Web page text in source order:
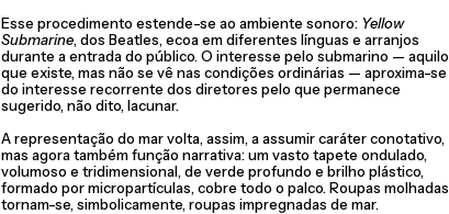
Esse procedimento estende-se ao ambiente sonoro: Yellow
Submarine, dos Beatles, ecoa em diferentes línguas e arranjos
durante a entrada do público. O interesse pelo submarino — aquilo
que existe, mas não se vê nas condições ordinárias — aproxima-se
do interesse recorrente dos diretores pelo que permanece
sugerido, não dito, lacunar.
A representação do mar volta, assim, a assumir caráter conotativo,
mas agora também função narrativa: um vasto tapete ondulado,
volumoso e tridimensional, de verde profundo e brilho plástico,
formado por micropartículas, cobre todo o palco. Roupas molhadas
tornam-se, simbolicamente, roupas impregnadas de mar.